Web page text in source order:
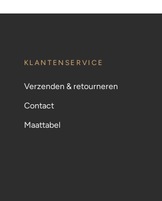
KLANTENSERVICE
Verzenden & retourneren
Contact
Maattabel